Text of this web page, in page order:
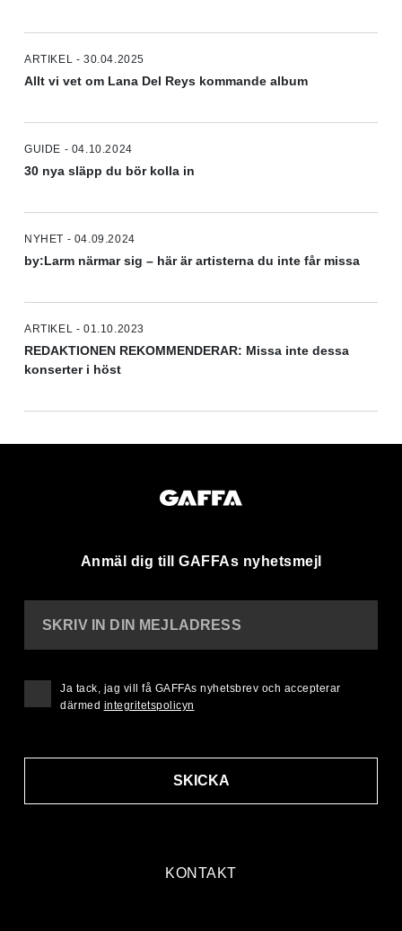
ARTIKEL - 30.04.2025
Allt vi vet om Lana Del Reys kommande album
GUIDE - 04.10.2024
30 nya släpp du bör kolla in
NYHET - 04.09.2024
by:Larm närmar sig – här är artisterna du inte får missa
ARTIKEL - 01.10.2023
REDAKTIONEN REKOMMENDERAR: Missa inte dessa
konserter i höst
Anmäl dig till GAFFAs nyhetsmejl
KONTAKT
SKRIV IN DIN MEJLADRESS
SKICKA
Ja tack, jag vill få GAFFAs nyhetsbrev och accepterar
därmed integritetspolicyn